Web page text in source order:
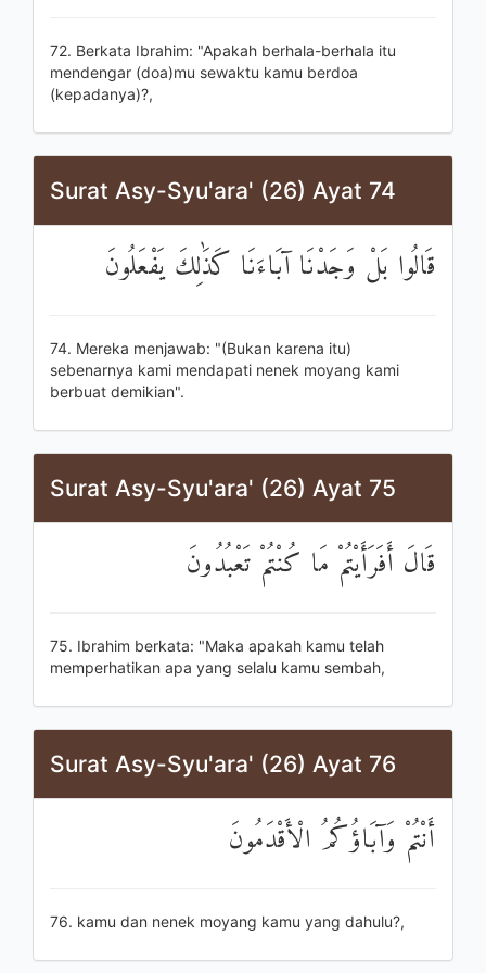
72. Berkata Ibrahim: "Apakah berhala-berhala itu
mendengar (doa)mu sewaktu kamu berdoa
(kepadanya)?,
Surat Asy-Syu'ara' (26) Ayat 74
قَالُوا بَلْ وَجَدْنَا آبَاءَنَا كَذَٰلِكَ يَفْعَلُونَ
74. Mereka menjawab: "(Bukan karena itu)
sebenarnya kami mendapati nenek moyang kami
berbuat demikian".
Surat Asy-Syu'ara' (26) Ayat 75
قَالَ أَفَرَأَيْتُمْ مَا كُنْتُمْ تَعْبُدُونَ
75. Ibrahim berkata: "Maka apakah kamu telah
memperhatikan apa yang selalu kamu sembah,
Surat Asy-Syu'ara' (26) Ayat 76
أَنْتُمْ وَآبَاؤُكُمُ الْأَقْدَمُونَ
76. kamu dan nenek moyang kamu yang dahulu?,